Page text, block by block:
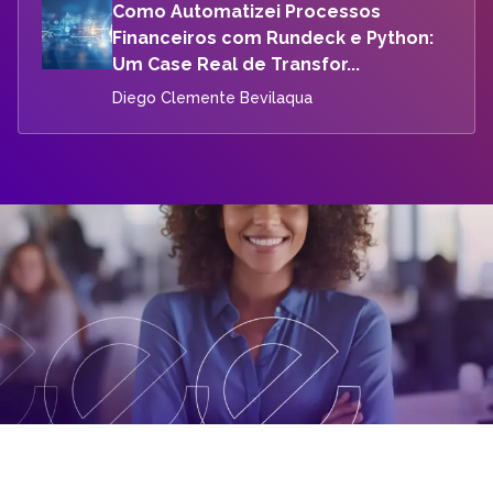
Como Automatizei Processos
Financeiros com Rundeck e Python:
Um Case Real de Transfor...
Diego Clemente Bevilaqua